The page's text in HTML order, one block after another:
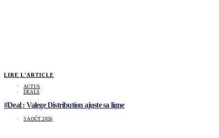
LIRE L'ARTICLE
ACTUS
DEALS
#Deal : Valege Distribution ajuste sa ligne
3 AOÛT 2026